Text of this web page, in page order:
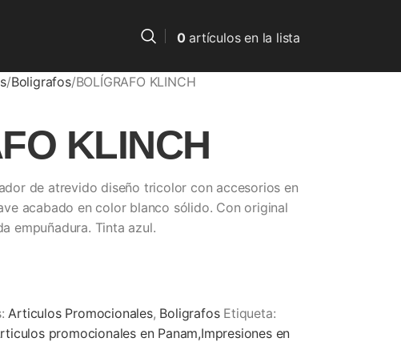
0artículosen la lista
Boligrafos BOLÍGRAFO KLINCH
KLINCH
de atrevido diseño tricolor con accesorios en
acabado en color blanco sólido. Con original
empuñadura. Tinta azul.
Articulos Promocionales, Boligrafos Etiqueta:
promocionales en Panam,Impresiones en